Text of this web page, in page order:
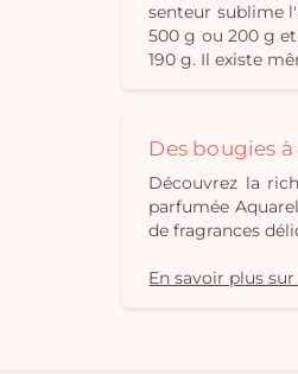
senteur sublime
500 g ou 200 g
190 g. Il existe
Des bougies
Découvrez la
parfumée
de fragrances
En savoir plus